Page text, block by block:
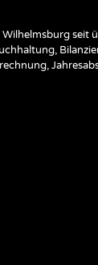
seit